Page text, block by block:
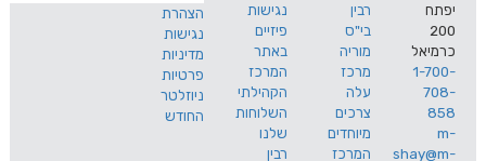
רבין
בי"ס
מוריה
מרכז
עלה
צרכים
מיוחדים
המרכז
נגישות
פיזיים
באתר
המרכז
הקהילתי
השלוחות
שלנו
רבין
הצהרת
נגישות
מדיניות
פרטיות
ניוזלטר
החודש